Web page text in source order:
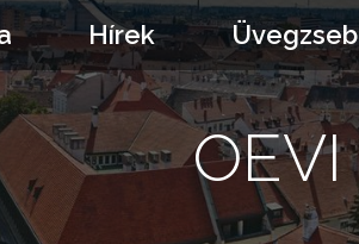
Hírek Üvegzseb
OEVI